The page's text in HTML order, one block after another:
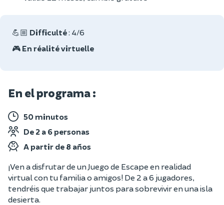
💪🏼 Difficulté: 4/6
🎮 En réalité virtuelle
En el programa :
50 minutos
De 2 a 6 personas
A partir de 8 años
¡Ven a disfrutar de un Juego de Escape en realidad
virtual con tu familia o amigos! De 2 a 6 jugadores,
tendréis que trabajar juntos para sobrevivir en una isla
desierta.